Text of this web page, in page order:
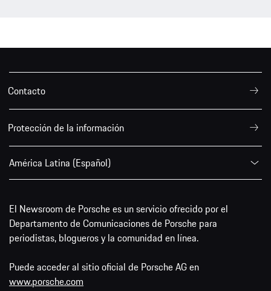
Contacto
Protección de la información
América Latina (Español)
El Newsroom de Porsche es un servicio ofrecido por el
Departamento de Comunicaciones de Porsche para
periodistas, blogueros y la comunidad en línea.
Puede acceder al sitio oficial de Porsche AG en
www.porsche.com